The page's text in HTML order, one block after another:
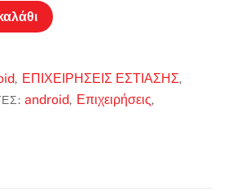
, ΕΠΙΧΕΙΡΗΣΕΙΣ ΕΣΤΙΑΣΗΣ,
android, Επιχειρήσεις,